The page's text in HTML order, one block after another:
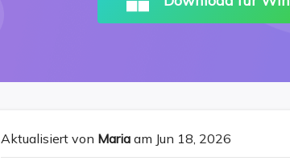
Aktualisiert von Maria am Jun 18, 2026